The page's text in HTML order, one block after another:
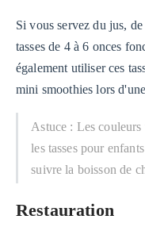
Si vous servez du jus,
tasses de 4 à 6 onces
également utiliser ces
mini smoothies lors
Astuce : Les couleurs
les tasses pour
suivre la boisson de
Restauration